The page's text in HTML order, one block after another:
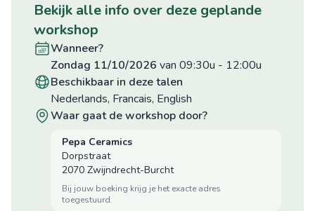
bekijk alle info over deze geplande
workshop
wanneer?
zondag 11/10/2026 van 09:30u - 12:00u
beschikbaar in deze talen
Nederlands, Francais, English
waar gaat de workshop door?
Pepa Ceramics
Dorpstraat
2070 Zwijndrecht-Burcht
bij jouw boeking krijg je het exacte adres
toegestuurd.